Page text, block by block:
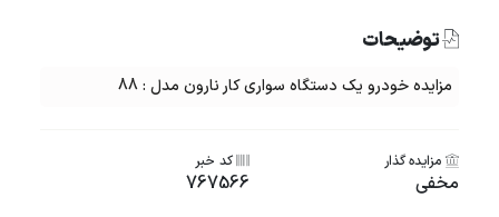
توضیحات
مزایده خودرو یک دستگاه سواری کار نارون مدل : 88
مزایده گذار
مخفی
کد خبر
767566